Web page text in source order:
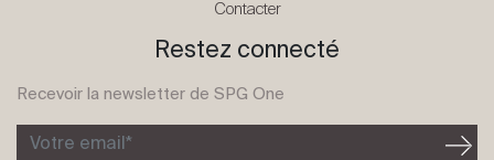
Contacter
Restez connecté
Recevoir la newsletter de SPG One
Votre email*